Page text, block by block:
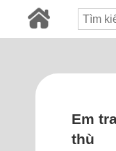
Em
thù